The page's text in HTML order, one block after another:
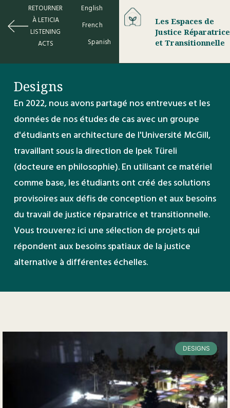
RETOURNER
À LETICIA
LISTENING
ACTS
English
French
Spanish
Les Espaces de
Justice Réparatrice
et Transitionnelle
Designs
En 2022, nous avons partagé nos entrevues et les
données de nos études de cas avec un groupe
d'étudiants en architecture de l'Université McGill,
travaillant sous la direction de Ipek Türeli
(docteure en philosophie). En utilisant ce matériel
comme base, les étudiants ont créé des solutions
provisoires aux défis de conception et aux besoins
du travail de justice réparatrice et transitionnelle.
Vous trouverez ici une sélection de projets qui
répondent aux besoins spatiaux de la justice
alternative à différentes échelles.
DESIGNS